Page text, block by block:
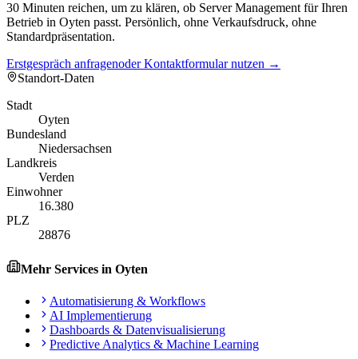
30 Minuten reichen, um zu klären, ob Server Management für Ihren
Betrieb in Oyten passt. Persönlich, ohne Verkaufsdruck, ohne
Standardpräsentation.
Erstgespräch anfragenoder Kontaktformular nutzen →
Standort-Daten
Stadt
Oyten
Bundesland
Niedersachsen
Landkreis
Verden
Einwohner
16.380
PLZ
28876
Mehr Services in Oyten
Automatisierung & Workflows
AI Implementierung
Dashboards & Datenvisualisierung
Predictive Analytics & Machine Learning